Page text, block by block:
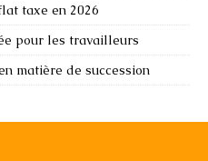
taxe en 2026
pour les travailleurs
matière de succession